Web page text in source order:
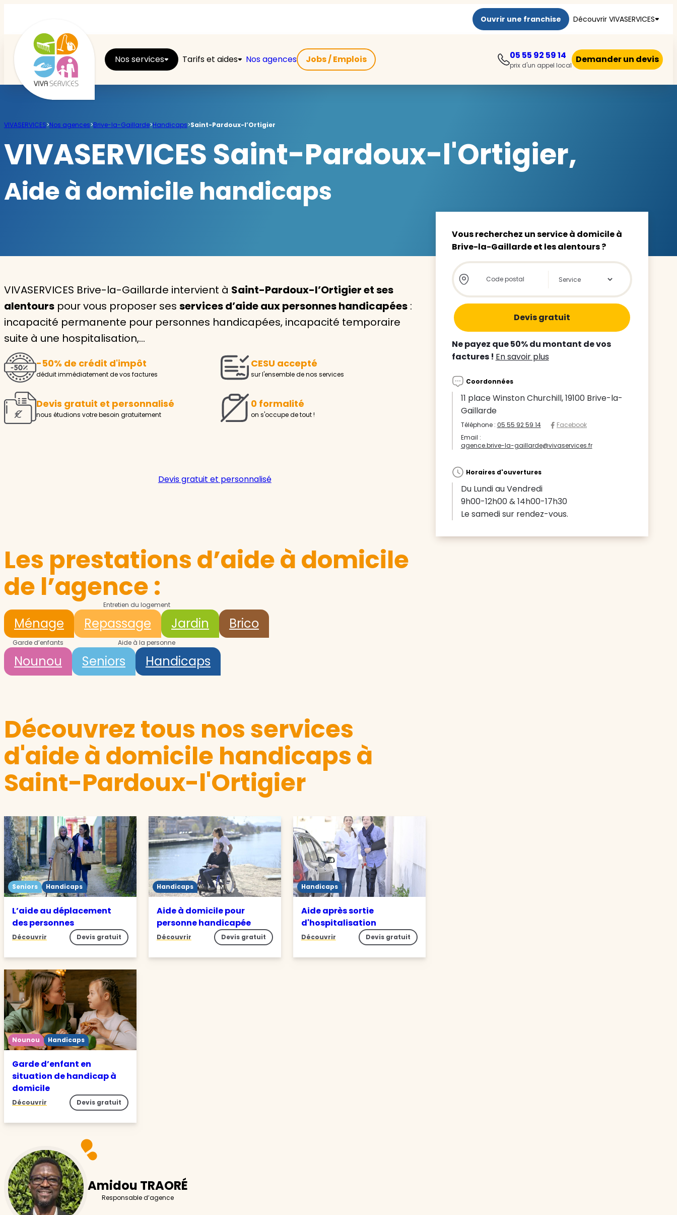
Ouvrir une franchise Découvrir VIVASERVICES
Nos services Tarifs et aides Nos agences Jobs / Emplois 05 55 92 59 14
prix d'un appel local
Demander un devis
Repassage
Jardin
Aide à la personne
Seniors
Handicaps
Voir tous les services
Avec VIVASERVICES, trouvez le
service à domicile qui vous
Pour l’entretien de votre logement, la garde de votre enfant
ou l’accompagnement d’un parent, nos intervenants à
domicile sont là pour vous épauler.
Trouver mon agence
VIVASERVICES>Nos agences>Brive-la-Gaillarde>Handicaps>Saint-Pardoux-l’Ortigier
VIVASERVICES Saint-Pardoux-l'Ortigier,
Aide à domicile handicaps
VIVASERVICES Brive-la-Gaillarde intervient à Saint-Pardoux-l’Ortigier et ses
alentours pour vous proposer ses services d’aide aux personnes handicapées :
incapacité permanente pour personnes handicapées, incapacité temporaire
suite à une hospitalisation,…
-50% de crédit d'impôt
déduit immédiatement de vos factures
CESU accepté
sur l'ensemble de nos services
Devis gratuit et personnalisé
nous étudions votre besoin gratuitement
0 formalité
on s'occupe de tout !
Devis gratuit et personnalisé
Les prestations d’aide à domicile
de l’agence :
Entretien du logement
Ménage Repassage Jardin Brico
Garde d’enfants
Nounou
Aide à la personne
Seniors Handicaps
Découvrez tous nos services
d'aide à domicile handicaps à
Saint-Pardoux-l'Ortigier
Seniors Handicaps
L’aide au déplacement
des personnes
Découvrir Devis gratuit
Handicaps
Aide à domicile pour
personne handicapée
Découvrir Devis gratuit
Handicaps
Aide après sortie
d'hospitalisation
Découvrir Devis gratuit
Nounou Handicaps
Garde d’enfant en
situation de handicap à
domicile
Découvrir Devis gratuit
Amidou TRAORÉ
Responsable d’agence
Vous recherchez un service à domicile à
Brive-la-Gaillarde et les alentours ?
Store locator global - Autocompletion
Rechercher
Ne payez que 50% du montant de vos
factures ! En savoir plus
Coordonnées
11 place Winston Churchill, 19100 Brive-la-
Gaillarde
Téléphone : 05 55 92 59 14
Facebook
Email :
agence.brive-la-gaillarde@vivaservices.fr
Horaires d'ouvertures
Du Lundi au Vendredi
9h00-12h00 & 14h00-17h30
Le samedi sur rendez-vous.